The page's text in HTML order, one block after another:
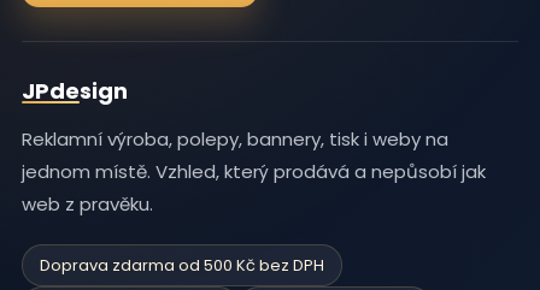
JPdesign
Reklamní výroba, polepy, bannery, tisk i weby na
jednom místě. Vzhled, který prodává a nepůsobí jak
web z pravěku.
Doprava zdarma od 500 Kč bez DPH